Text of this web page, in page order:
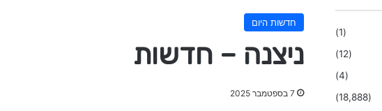
חדשות היום
ניצנה – חדשות
7 בספטמבר 2025
(1)
(12)
(4)
(18,888)